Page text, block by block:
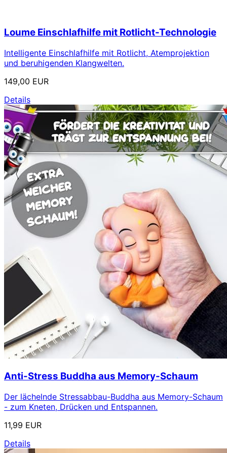
Loume Einschlafhilfe mit Rotlicht-Technologie
Intelligente Einschlafhilfe mit Rotlicht, Atemprojektion
und beruhigenden Klangwelten.
149,00 EUR
Details
Anti-Stress Buddha aus Memory-Schaum
Der lächelnde Stressabbau-Buddha aus Memory-Schaum
- zum Kneten, Drücken und Entspannen.
11,99 EUR
Details